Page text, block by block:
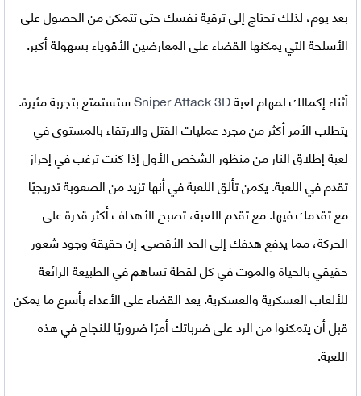
بعد يوم، لذلك تحتاج إلى ترقية نفسك حتى تتمكن من الحصول على
الأسلحة التي يمكنها القضاء على المعارضين الأقوياء بسهولة أكبر.
أثناء إكمالك لمهام لعبةSniper Attack 3Dستستمتع بتجربة مثيرة.
يتطلب الأمر أكثر من مجرد عمليات القتل والارتقاء بالمستوى في
لعبة إطلاق النار من منظور الشخص الأول إذا كنت ترغب في إحراز
تقدم في اللعبة. يكمن تألق اللعبة في أنها تزيد من الصعوبة تدريجيًا
مع تقدمك فيها. مع تقدم اللعبة، تصبح الأهداف أكثر قدرة على
الحركة، مما يدفع هدفك إلى الحد الأقصى. إن حقيقة وجود شعور
حقيقي بالحياة والموت في كل لقطة تساهم في الطبيعة الرائعة
للألعاب العسكرية والعسكرية. يعد القضاء على الأعداء بأسرع ما يمكن
قبل أن يتمكنوا من الرد على ضرباتك أمرًا ضروريًا للنجاح في هذه
اللعبة.